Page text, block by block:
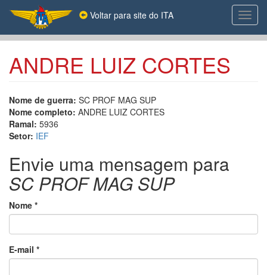
para
conteúdo
Voltar para site do ITA
ANDRE LUIZ CORTES
Nome de guerra: SC PROF MAG SUP
Nome completo: ANDRE LUIZ CORTES
Ramal: 5936
Setor: IEF
Envie uma mensagem para
SC PROF MAG SUP
Nome *
E-mail *